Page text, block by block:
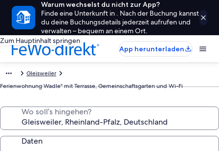
Warum wechselst du nicht zur App?
Finde eine Unterkunft in . Nach der Buchung kannst
du deine Buchungsdetails jederzeit aufrufen und
verwalten – bequem an einem Ort.
Zum Hauptinhalt springen
App herunterladen
Gleisweiler
Ferienwohnung Wadle" mit Terrasse, Gemeinschaftsgarten und Wi-Fi
Wo soll’s hingehen?
Daten